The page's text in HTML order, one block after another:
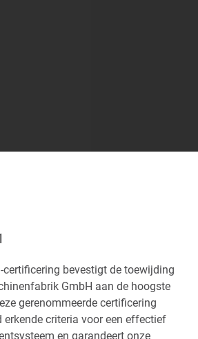
certificering bevestigt de toewijding
GmbH aan de hoogste
gerenommeerde certificering
erkende criteria voor een effectief
en garandeert onze